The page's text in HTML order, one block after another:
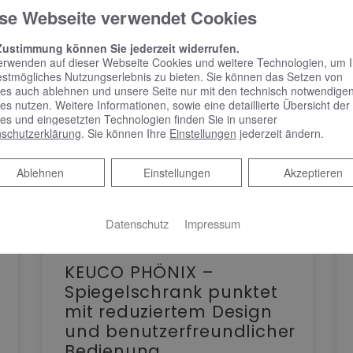
KEUCO PHÖNIX –
Spiegelschrank punktet
mit reduziertem Design
und benutzerfreundlicher
Webseite verwendet Cookies
können Sie jederzeit widerrufen.
auf dieser Webseite Cookies und weitere Technologien, um
Nutzungserlebnis zu bieten. Sie können das Setzen von
auch ablehnen und unsere Seite nur mit den technisch notwendigen
nutzen. Weitere Informationen, sowie eine detaillierte Übersicht der
und eingesetzten Technologien finden Sie in unserer
. Sie können Ihre Einstellungen jederzeit ändern.
Akzeptieren
Einstellungen
Ablehnen
Ablehnen
Datenschutz Impressum